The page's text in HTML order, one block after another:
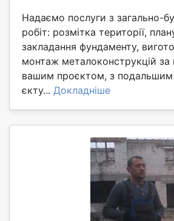
Надаємо послуги з загально-
робіт: розмітка території,
закладання фундаменту,
монтаж металоконструкцій
вашим проєктом, з
єкту... Докладніше